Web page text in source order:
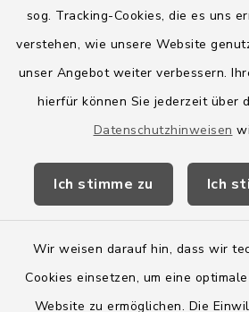
sog. Tracking-Cookies, die es uns
verstehen, wie unsere Website
unser Angebot weiter verbessern.
hierfür können Sie jederzeit über
Datenschutzhinweisen
Ich stimme zu Ich
Wir weisen darauf hin, dass wir
Cookies einsetzen, um eine
Website zu ermöglichen. Die
Quicklinks
Amt Boostedt-Rickling
Amtsbroschüre
Wege-Zweckverband